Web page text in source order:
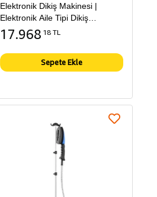
Elektronik Dikiş Makinesi |
Elektronik Aile Tipi Dikiş
Makinesi
17.968 18 TL
Sepete Ekle